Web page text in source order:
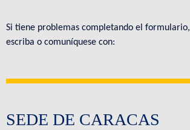
Si tiene problemas completando el formulario,
escriba o comuníquese con:
SEDE DE CARACAS